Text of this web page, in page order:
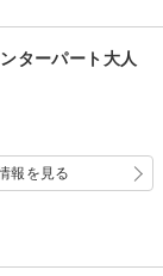
ターパート大人
報を見る